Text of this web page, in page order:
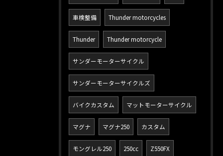
車検整備 Thunder motorcycles
Thunder Thunder motorcycle
サンダーモーターサイクル
サンダーモーターサイクルズ
バイクカスタム マットモーターサイクル
マグナ マグナ250 カスタム
モングレル250 250cc Z550FX